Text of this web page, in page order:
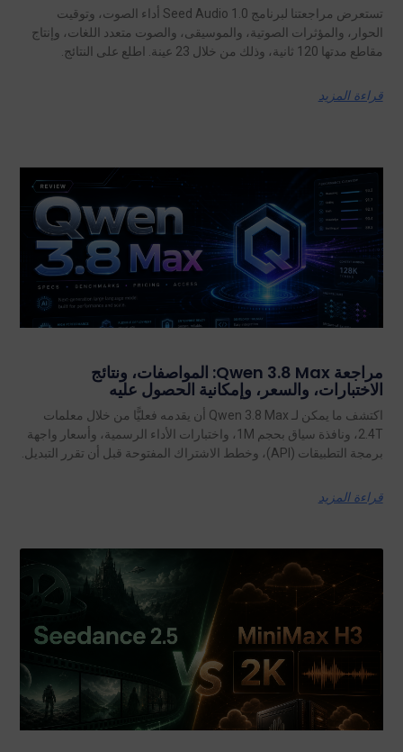
تستعرض مراجعتنا لبرنامج Seed Audio 1.0 أداء الصوت، وتوقيت
الحوار، والمؤثرات الصوتية، والموسيقى، والصوت متعدد اللغات، وإنتاج
مقاطع مدتها 120 ثانية، وذلك من خلال 23 عينة. اطلع على النتائج.
قراءة المزيد
مراجعة Qwen 3.8 Max: المواصفات، ونتائج
الاختبارات، والسعر، وإمكانية الحصول عليه
اكتشف ما يمكن لـ Qwen 3.8 Max أن يقدمه فعليًّا من خلال معلمات
2.4T، ونافذة سياق بحجم 1M، واختبارات الأداء الرسمية، وأسعار واجهة
برمجة التطبيقات (API)، وخطط الاشتراك المفتوحة قبل أن تقرر التبديل.
قراءة المزيد